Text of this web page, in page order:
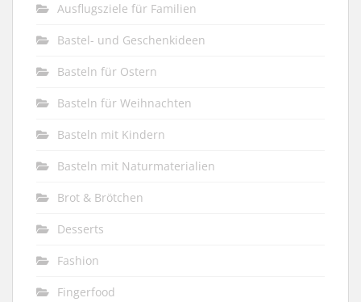
Ausflugsziele für Familien
Bastel- und Geschenkideen
Basteln für Ostern
Basteln für Weihnachten
Basteln mit Kindern
Basteln mit Naturmaterialien
Brot & Brötchen
Desserts
Fashion
Fingerfood